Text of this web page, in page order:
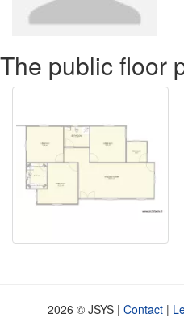
The public floor
2026 © JSYS | Contact |